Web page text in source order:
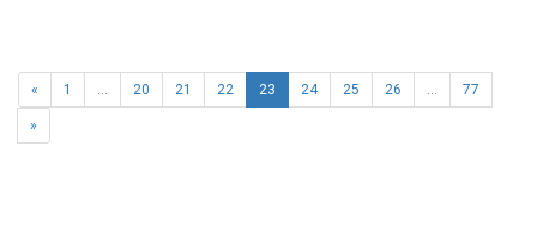
« 1 … 20 21 22 23 24 25 26 … 77
»